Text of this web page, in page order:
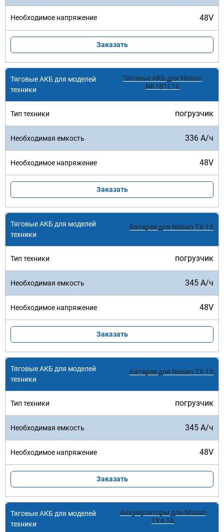
48V
Заказать
Тяговые АКБ для Nissan
NK1B1L10
погрузчик
336 А/ч
48V
Заказать
Батареи для Nissan TX-13
погрузчик
345 А/ч
48V
Заказать
Батареи для Nissan TX-15
погрузчик
345 А/ч
48V
Заказать
Аккумуляторы для Nissan
TX4-16